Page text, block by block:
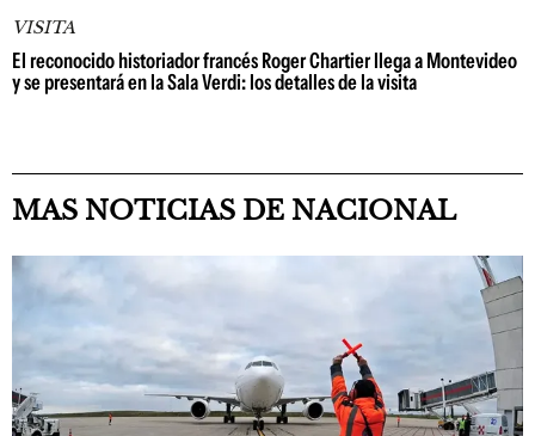
VISITA
El reconocido historiador francés Roger Chartier llega a Montevideo
y se presentará en la Sala Verdi: los detalles de la visita
MAS NOTICIAS DE NACIONAL